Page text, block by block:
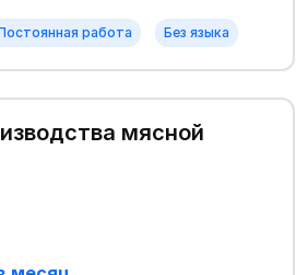
работа Без языка
мясной